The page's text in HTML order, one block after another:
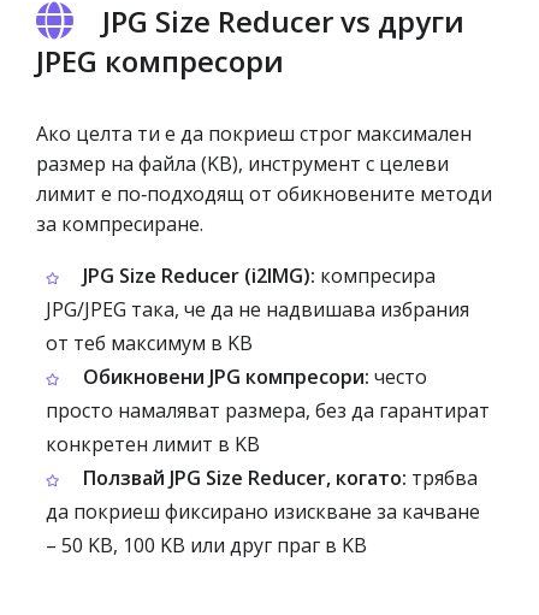
JPG Size Reducer vs други
JPEG компресори
Ако целта ти е да покриеш строг максимален
размер на файла (KB), инструмент с целеви
лимит е по‑подходящ от обикновените методи
за компресиране.
JPG Size Reducer (i2IMG): компресира
JPG/JPEG така, че да не надвишава избрания
от теб максимум в KB
Обикновени JPG компресори: често
просто намаляват размера, без да гарантират
конкретен лимит в KB
Ползвай JPG Size Reducer, когато: трябва
да покриеш фиксирано изискване за качване
– 50 KB, 100 KB или друг праг в KB